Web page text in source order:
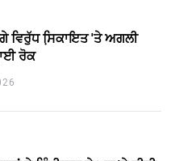
ਵਿਰੁੱਧ ਸਿ਼ਕਾਇਤ 'ਤੇ ਅਗਲੀ
ਰੋਕ